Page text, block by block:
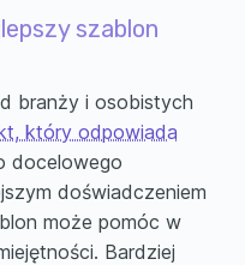
szablon
branży i osobistych
który odpowiada
docelowego
doświadczeniem
może pomóc w
Bardziej